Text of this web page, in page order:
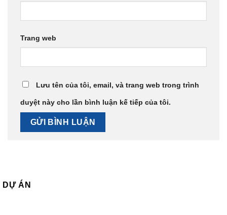
Trang web
Lưu tên của tôi, email, và trang web trong trình
duyệt này cho lần bình luận kế tiếp của tôi.
DỰ ÁN